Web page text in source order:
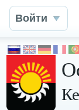
Войти